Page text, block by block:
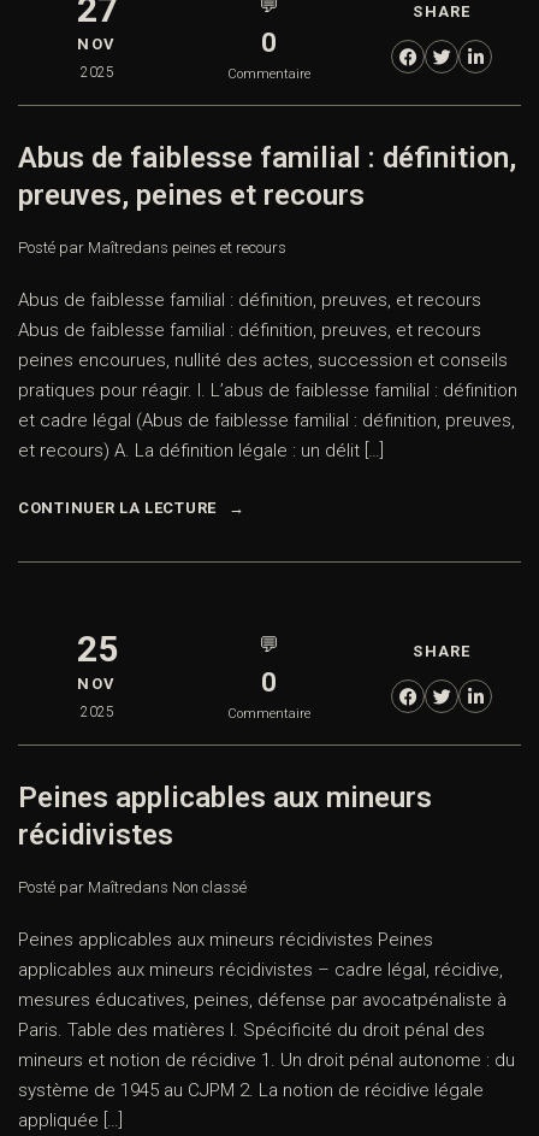
27
NOV
2025
💬
0
Commentaire
SHARE
Abus de faiblesse familial : définition,
preuves, peines et recours
Posté par Maîtredans peines et recours
Abus de faiblesse familial : définition, preuves, et recours
Abus de faiblesse familial : définition, preuves, et recours
peines encourues, nullité des actes, succession et conseils
pratiques pour réagir. I. L’abus de faiblesse familial : définition
et cadre légal (Abus de faiblesse familial : définition, preuves,
et recours) A. La définition légale : un délit […]
CONTINUER LA LECTURE
25
NOV
2025
💬
0
Commentaire
SHARE
Peines applicables aux mineurs
récidivistes
Posté par Maîtredans Non classé
Peines applicables aux mineurs récidivistes Peines
applicables aux mineurs récidivistes – cadre légal, récidive,
mesures éducatives, peines, défense par avocatpénaliste à
Paris. Table des matières I. Spécificité du droit pénal des
mineurs et notion de récidive 1. Un droit pénal autonome : du
système de 1945 au CJPM 2. La notion de récidive légale
appliquée […]